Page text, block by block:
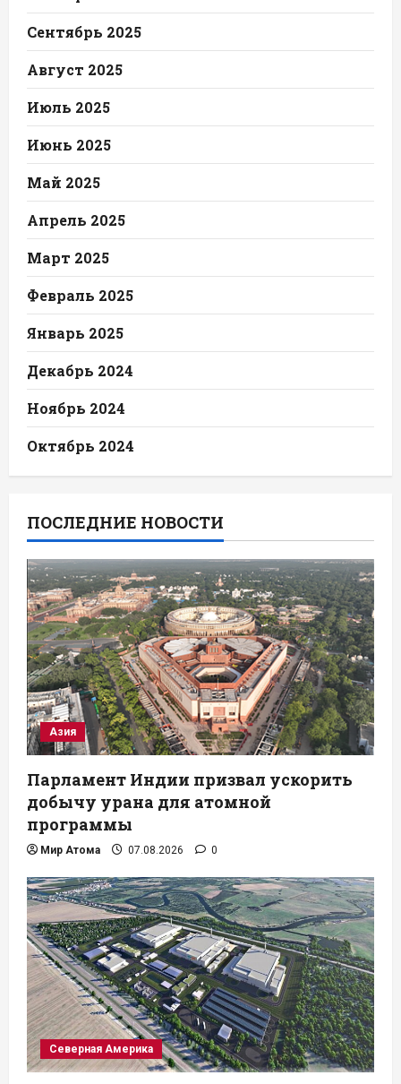
Сентябрь 2025
Август 2025
Июль 2025
Июнь 2025
Май 2025
Апрель 2025
Март 2025
Февраль 2025
Январь 2025
Декабрь 2024
Ноябрь 2024
Октябрь 2024
ПОСЛЕДНИЕ НОВОСТИ
Азия
Парламент Индии призвал ускорить
добычу урана для атомной
программы
Мир Атома 07.08.2026 0
Северная Америка